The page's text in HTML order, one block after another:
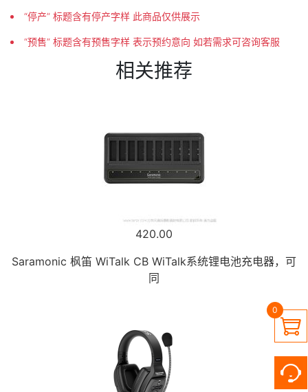

0
“停产” 标题含有停产字样 此商品仅供展示
“预售” 标题含有预售字样 表示预约意向 如若需求可咨询客服
相关推荐
420.00
Saramonic 枫笛 WiTalk CB WiTalk系统锂电池充电器，可
同